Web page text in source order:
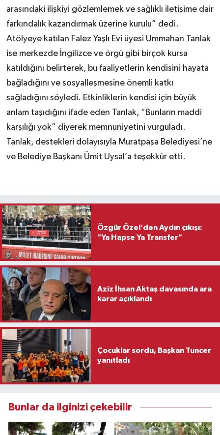
arasındaki ilişkiyi gözlemlemek ve sağlıklı iletişime dair
farkındalık kazandırmak üzerine kurulu” dedi.
Atölyeye katılan Falez Yaşlı Evi üyesi Ummahan Tanlak
ise merkezde İngilizce ve örgü gibi birçok kursa
katıldığını belirterek, bu faaliyetlerin kendisini hayata
bağladığını ve sosyalleşmesine önemli katkı
sağladığını söyledi. Etkinliklerin kendisi için büyük
anlam taşıdığını ifade eden Tanlak, “Bunların maddi
karşılığı yok” diyerek memnuniyetini vurguladı.
Tanlak, destekleri dolayısıyla Muratpaşa Belediyesi’ne
ve Belediye Başkanı Ümit Uysal’a teşekkür etti.
Özgür Özel’den Aydın çıkışı:
"Ya Hapse Ya Transfer"
Aziz İhsan Aktaş davasında ara
karar açıklandı
Çocuklar sordu, Başkan Tuncer
yanıtladı
Bunlar da ilginizi çekebilir